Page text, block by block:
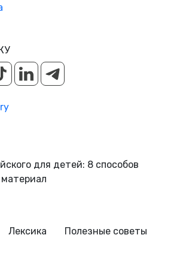
для детей: 8 способов
Лексика
Полезные советы